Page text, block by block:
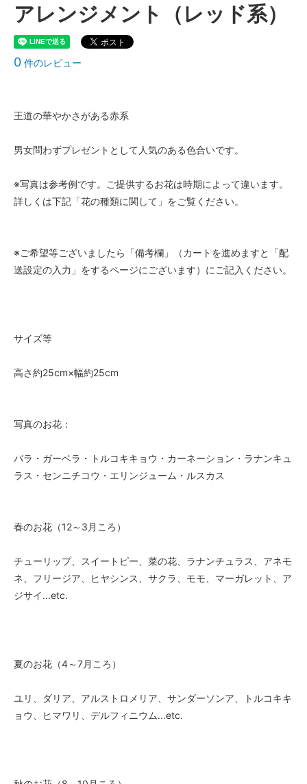
アレンジメント（レッド系）
0 件のレビュー
王道の華やかさがある赤系
男女問わずプレゼントとして人気のある色合いです。
※写真は参考例です。ご提供するお花は時期によって違います。
詳しくは下記「花の種類に関して」をご覧ください。
※ご希望等ございましたら「備考欄」（カートを進めますと「配
送設定の入力」をするページにございます）にご記入ください。
サイズ等
高さ約25cm×幅約25cm
写真のお花：
バラ・ガーベラ・トルコキキョウ・カーネーション・ラナンキュ
ラス・センニチコウ・エリンジューム・ルスカス
春のお花（12～3月ころ）
チューリップ、スイートピー、菜の花、ラナンチュラス、アネモ
ネ、フリージア、ヒヤシンス、サクラ、モモ、マーガレット、ア
ジサイ...etc.
夏のお花（4～7月ころ）
ユリ、ダリア、アルストロメリア、サンダーソンア、トルコキキ
ョウ、ヒマワリ、デルフィニウム...etc.